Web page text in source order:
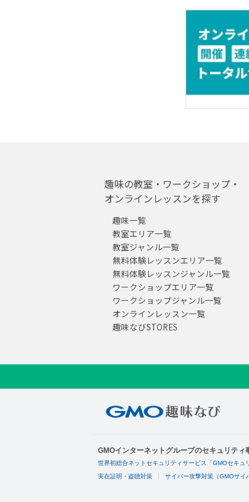
趣味の教室・ワークショップ・
オンラインレッスンを探す
趣味一覧
教室エリア一覧
教室ジャンル一覧
無料体験レッスンエリア一覧
無料体験レッスンジャンル一覧
ワークショップエリア一覧
ワークショップジャンル一覧
オンラインレッスン一覧
趣味なびSTORES